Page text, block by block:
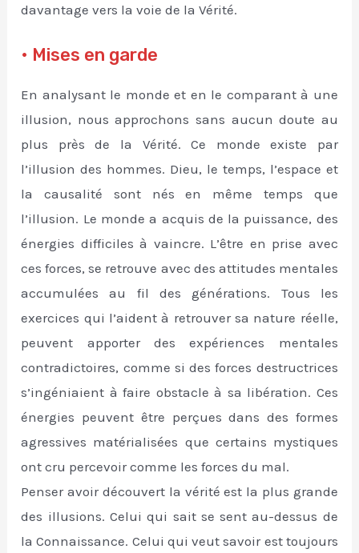
davantage vers la voie de la Vérité.
• Mises en garde
En analysant le monde et en le comparant à une
illusion, nous approchons sans aucun doute au
plus près de la Vérité. Ce monde existe par
l’illusion des hommes. Dieu, le temps, l’espace et
la causalité sont nés en même temps que
l’illusion. Le monde a acquis de la puissance, des
énergies difficiles à vaincre. L’être en prise avec
ces forces, se retrouve avec des attitudes mentales
accumulées au fil des générations. Tous les
exercices qui l’aident à retrouver sa nature réelle,
peuvent apporter des expériences mentales
contradictoires, comme si des forces destructrices
s’ingéniaient à faire obstacle à sa libération. Ces
énergies peuvent être perçues dans des formes
agressives matérialisées que certains mystiques
ont cru percevoir comme les forces du mal.
Penser avoir découvert la vérité est la plus grande
des illusions. Celui qui sait se sent au-dessus de
la Connaissance. Celui qui veut savoir est toujours